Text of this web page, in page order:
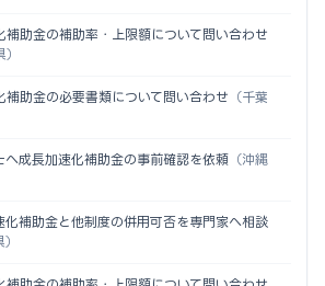
補助金の補助率・上限額について問い合わせ
補助金の必要書類について問い合わせ （千葉
へ成長加速化補助金の事前確認を依頼 （沖縄
化補助金と他制度の併用可否を専門家へ相談